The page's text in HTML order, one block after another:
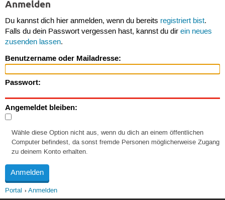
Anmelden
Du kannst dich hier anmelden, wenn du bereits registriert bist.
Falls du dein Passwort vergessen hast, kannst du dir ein neues
zusenden lassen.
Benutzername oder Mailadresse:
Passwort:
Angemeldet bleiben:
Wähle diese Option nicht aus, wenn du dich an einem öffentlichen
Computer befindest, da sonst fremde Personen möglicherweise Zugang
zu deinem Konto erhalten.
Portal Anmelden